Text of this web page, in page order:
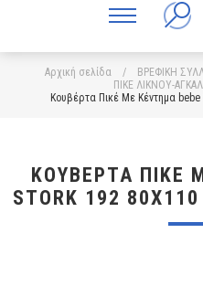
Αρχική σελίδα / ΒΡΕΦΙΚΗ
ΠΙΚΕ ΛΙΚΝΟΥ-
Κουβέρτα Πικέ Με Κέντημα
ΚΟΥΒΈΡΤΑ ΠΙΚΈ
STORK 192